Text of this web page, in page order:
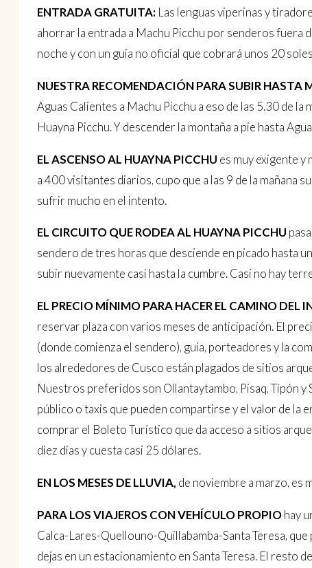
ENTRADA GRATUITA:Las lenguas viperinas y
ahorrar la entrada a Machu Picchu por senderos fuera
noche y con un guía no oficial que cobrará unos 20
NUESTRA RECOMENDACIÓN PARA SUBIR HASTA
Aguas Calientes a Machu Picchu a eso de las 5.30 de
Huayna Picchu. Y descender la montaña a pie hasta
EL ASCENSO AL HUAYNA PICCHU es muy exigente y
a 400 visitantes diarios, cupo que a las 9 de la mañana
sufrir mucho en el intento.
EL CIRCUITO QUE RODEA AL HUAYNA PICCHU
sendero de tres horas que desciende en picado hasta
subir nuevamente casi hasta la cumbre. Casi no hay
EL PRECIO MÍNIMO PARA HACER EL CAMINO DEL
reservar plaza con varios meses de anticipación. El
(donde comienza el sendero), guía, porteadores y la
los alrededores de Cusco están plagados de sitios
Nuestros preferidos son Ollantaytambo, Pisaq, Tipón y
público o taxis que pueden compartirse y el valor de la
comprar el Boleto Turístico que da acceso a sitios
diez días y cuesta casi 25 dólares.
EN LOS MESES DE LLUVIA, de noviembre a marzo, es
PARA LOS VIAJEROS CON VEHÍCULO PROPIOhay
Calca-Lares-Quellouno-Quillabamba-Santa Teresa,
dejas en un estacionamiento en Santa Teresa. El resto